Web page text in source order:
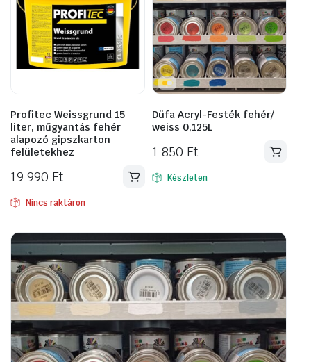
Profitec Weissgrund 15
liter, műgyantás fehér
alapozó gipszkarton
felületekhez
19 990 Ft
Nincs raktáron
Düfa Acryl-Festék fehér/
weiss 0,125L
1 850 Ft
Készleten